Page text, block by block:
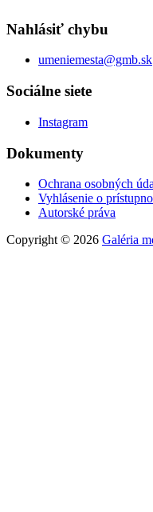
Nahlásiť chybu
umeniemesta@gmb.sk
Sociálne siete
Instagram
Dokumenty
Ochrana osobných
Vyhlásenie o
Autorské práva
Copyright © 2026 Galéria